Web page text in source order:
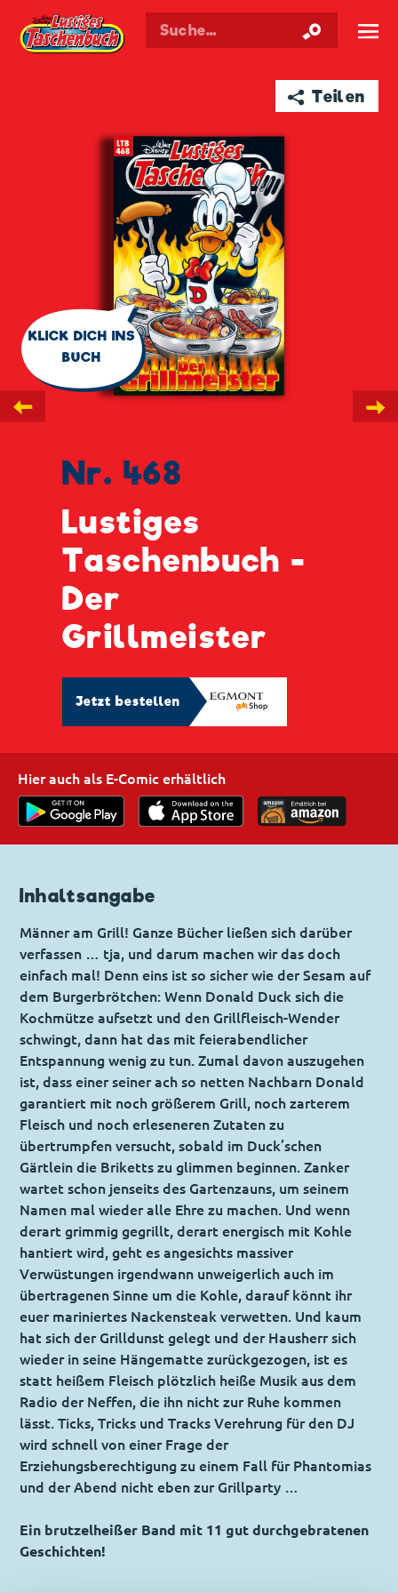
Walt Disneys Taschenbuch ☰
➦ Teilen
←
🗨
KLICK DICH INS
BUCH
Nr. 468
Lustiges
Taschenbuch -
Der
Grillmeister
Jetzt bestellen
→
Hier auch als E-Comic erhältlich
Inhaltsangabe
Männer am Grill! Ganze Bücher ließen sich darüber
verfassen … tja, und darum machen wir das doch
einfach mal! Denn eins ist so sicher wie der Sesam auf
dem Burgerbrötchen: Wenn Donald Duck sich die
Kochmütze aufsetzt und den Grillfleisch-Wender
schwingt, dann hat das mit feierabendlicher
Entspannung wenig zu tun. Zumal davon auszugehen
ist, dass einer seiner ach so netten Nachbarn Donald
garantiert mit noch größerem Grill, noch zarterem
Fleisch und noch erleseneren Zutaten zu
übertrumpfen versucht, sobald im Duck’schen
Gärtlein die Briketts zu glimmen beginnen. Zanker
wartet schon jenseits des Gartenzauns, um seinem
Namen mal wieder alle Ehre zu machen. Und wenn
derart grimmig gegrillt, derart energisch mit Kohle
hantiert wird, geht es angesichts massiver
Verwüstungen irgendwann unweigerlich auch im
übertragenen Sinne um die Kohle, darauf könnt ihr
euer mariniertes Nackensteak verwetten. Und kaum
hat sich der Grilldunst gelegt und der Hausherr sich
wieder in seine Hängematte zurückgezogen, ist es
statt heißem Fleisch plötzlich heiße Musik aus dem
Radio der Neffen, die ihn nicht zur Ruhe kommen
lässt. Ticks, Tricks und Tracks Verehrung für den DJ
wird schnell von einer Frage der
Erziehungsberechtigung zu einem Fall für Phantomias
und der Abend nicht eben zur Grillparty …
Ein brutzelheißer Band mit 11 gut durchgebratenen
Geschichten!